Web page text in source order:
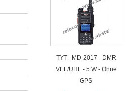
TYT - MD-2017 - DMR
VHF/UHF - 5 W - Ohne
GPS